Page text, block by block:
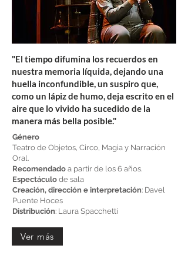
"El tiempo difumina los recuerdos en
nuestra memoria líquida, dejando una
huella inconfundible, un suspiro que,
como un lápiz de humo, deja escrito en el
aire que lo vivido ha sucedido de la
manera más bella posible."
Género
Teatro de Objetos, Circo, Magia y Narración
Oral.
Recomendado a partir de los 6 años.
Espectáculo de sala
Creación, dirección e interpretación: Davel
Puente Hoces
Distribución: Laura Spacchetti
Ver más